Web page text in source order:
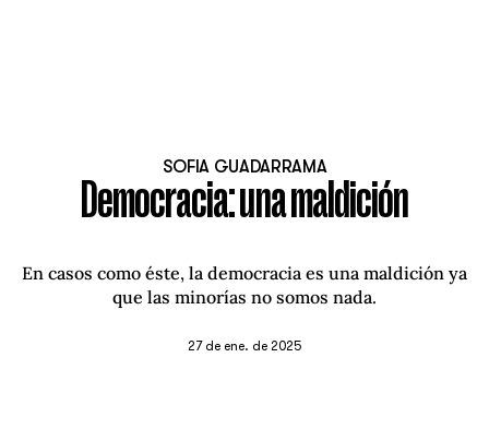
SOFIA GUADARRAMA
Democracia: una maldición
En casos como éste, la democracia es una maldición ya
que las minorías no somos nada.
27 de ene. de 2025